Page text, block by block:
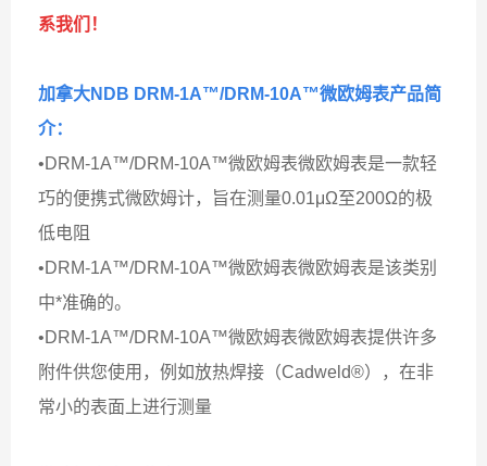
系我们！
加拿大NDB DRM-1A™/DRM-10A™微欧姆表产品简
介：
•DRM-1A™/DRM-10A™微欧姆表微欧姆表是一款轻
巧的便携式微欧姆计，旨在测量0.01μΩ至200Ω的极
低电阻
•DRM-1A™/DRM-10A™微欧姆表微欧姆表是该类别
中*准确的。
•DRM-1A™/DRM-10A™微欧姆表微欧姆表提供许多
附件供您使用，例如放热焊接（Cadweld®），在非
常小的表面上进行测量